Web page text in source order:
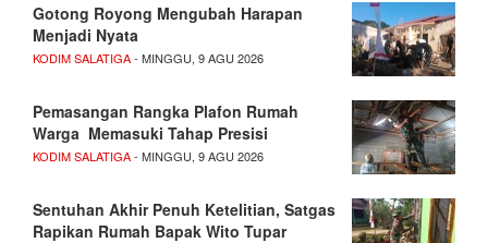
Gotong Royong Mengubah Harapan
Menjadi Nyata
KODIM SALATIGA- MINGGU, 9 AGU 2026
Pemasangan Rangka Plafon Rumah
Warga Memasuki Tahap Presisi
KODIM SALATIGA- MINGGU, 9 AGU 2026
Sentuhan Akhir Penuh Ketelitian, Satgas
Rapikan Rumah Bapak Wito Tupar